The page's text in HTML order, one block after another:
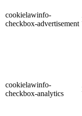
cookielawinfo-
checkbox-advertisement
cookielawinfo-
checkbox-analytics